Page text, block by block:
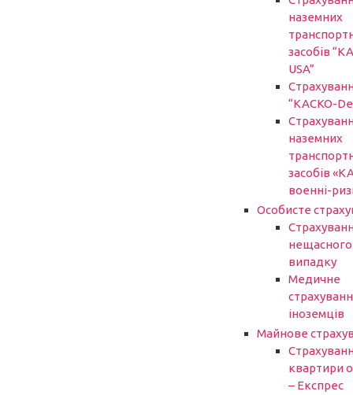
наземних
засобів
USA”
“КАСКО-
наземних
засобів
военні-
Особисте
нещасного
випадку
Медичне
іноземців
Майнове
квартири
– Експрес